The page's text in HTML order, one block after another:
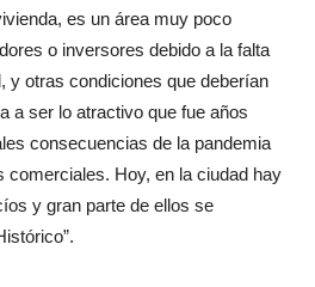
es un área muy poco
o inversores debido a la falta
y otras condiciones que deberían
a ser lo atractivo que fue años
consecuencias de la pandemia
comerciales. Hoy, en la ciudad hay
y gran parte de ellos se